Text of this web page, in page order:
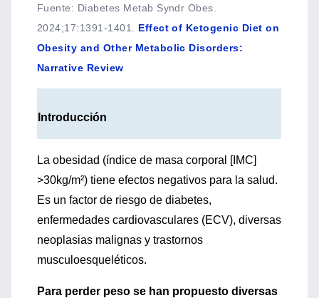
Fuente: Diabetes Metab Syndr Obes.
2024;17:1391-1401.
Effect of Ketogenic Diet on
Obesity and Other Metabolic Disorders:
Narrative Review
Introducción
La obesidad (índice de masa corporal [IMC]
>30kg/m²) tiene efectos negativos para la salud.
Es un factor de riesgo de diabetes,
enfermedades cardiovasculares (ECV), diversas
neoplasias malignas y trastornos
musculoesqueléticos.
Para perder peso se han propuesto diversas